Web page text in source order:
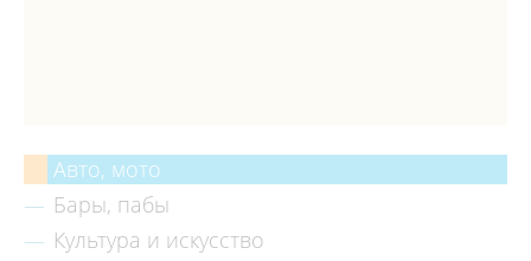
Авто, мото
Бары, пабы
Культура и искусство